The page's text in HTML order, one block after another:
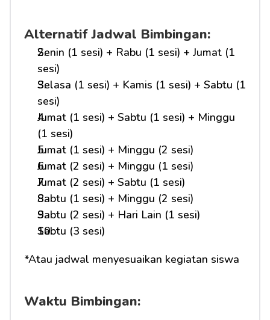
Alternatif Jadwal Bimbingan:
Senin (1 sesi) + Rabu (1 sesi) + Jumat (1
sesi)
Selasa (1 sesi) + Kamis (1 sesi) + Sabtu (1
sesi)
Jumat (1 sesi) + Sabtu (1 sesi) + Minggu
(1 sesi)
Jumat (1 sesi) + Minggu (2 sesi)
Jumat (2 sesi) + Minggu (1 sesi)
Jumat (2 sesi) + Sabtu (1 sesi)
Sabtu (1 sesi) + Minggu (2 sesi)
Sabtu (2 sesi) + Hari Lain (1 sesi)
Sabtu (3 sesi)
*Atau jadwal menyesuaikan kegiatan siswa
Waktu Bimbingan: